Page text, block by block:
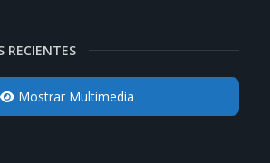
RECIENTES
Mostrar Multimedia